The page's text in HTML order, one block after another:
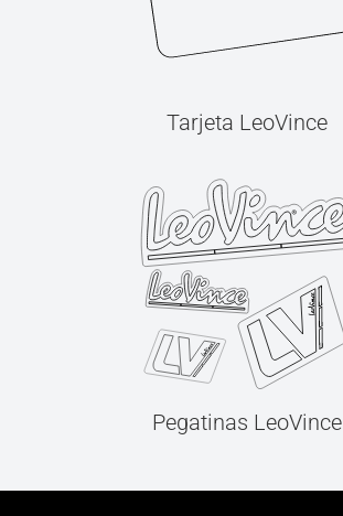
Tarjeta LeoVince
Pegatinas LeoVince